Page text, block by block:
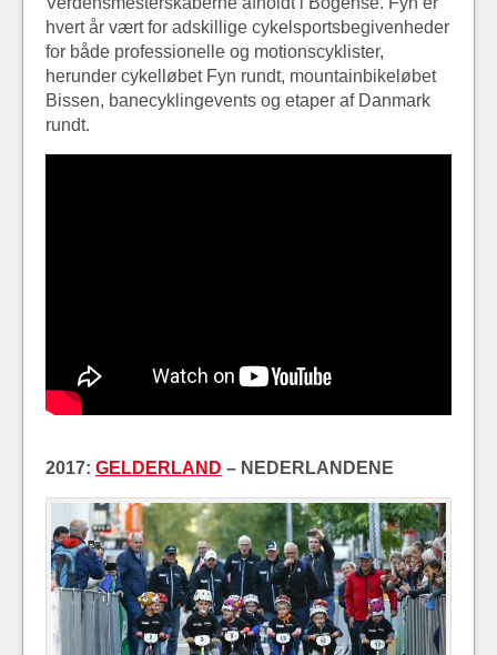
hvert år vært for adskillige cykelsportsbegivenheder
for både professionelle og motionscyklister,
herunder cykelløbet Fyn rundt, mountainbikeløbet
Bissen, banecyklingevents og etaper af Danmark
rundt.
2017: GELDERLAND – NEDERLANDENE